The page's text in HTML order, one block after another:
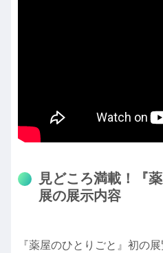
見どころ満載！『
展の展示内容
『薬屋のひとりごと』初の